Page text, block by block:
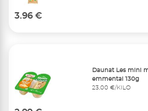
3.96 €
Daunat Les mini
emmental 130g
23,00 €/KILO